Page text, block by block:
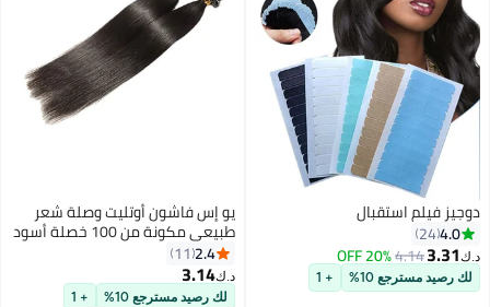
+ 1
يو إس فاشون أوتليت وصلة شعر
طبيعي مكونة من 100 خصلة أسود
طبيعي 1B 16بوصة
د.ك‏3.14
+ 1